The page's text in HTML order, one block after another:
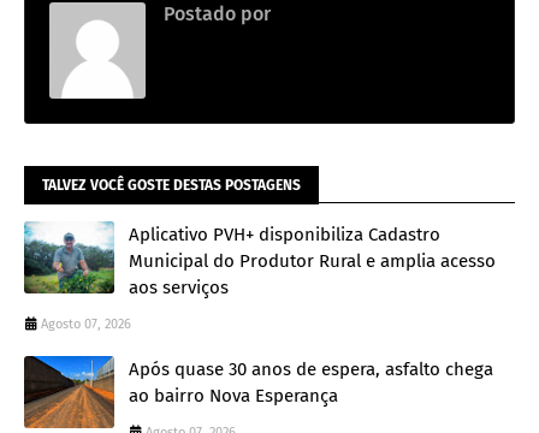
Postado por
TALVEZ VOCÊ GOSTE DESTAS POSTAGENS
Aplicativo PVH+ disponibiliza Cadastro
Municipal do Produtor Rural e amplia acesso
aos serviços
Agosto 07, 2026
Após quase 30 anos de espera, asfalto chega
ao bairro Nova Esperança